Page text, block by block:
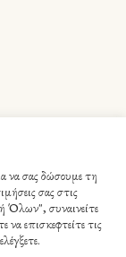
να σας δώσουμε τη
σας στις
Όλων", συναινείτε
επισκεφτείτε τις